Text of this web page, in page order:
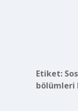
Etiket:
bölümleri